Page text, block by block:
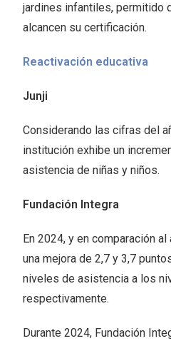
jardines infantiles, permitido
alcancen su certificación.
Reactivación educativa
Junji
Considerando las cifras del
institución exhibe un
asistencia de niñas y niños.
Fundación Integra
En 2024, y en comparación
una mejora de 2,7 y 3,7
niveles de asistencia a los
respectivamente.
Durante 2024, Fundación